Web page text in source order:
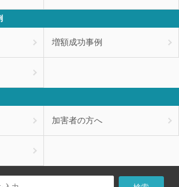
増額成功事例
加害者の方へ